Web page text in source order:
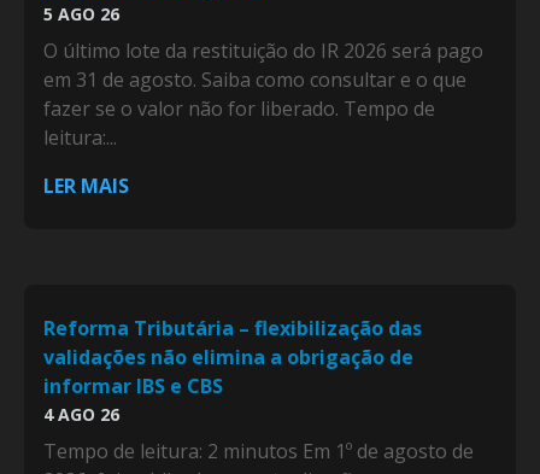
5 AGO 26
O último lote da restituição do IR 2026 será pago
em 31 de agosto. Saiba como consultar e o que
fazer se o valor não for liberado. Tempo de
leitura:...
LER MAIS
Reforma Tributária – flexibilização das
validações não elimina a obrigação de
informar IBS e CBS
4 AGO 26
Tempo de leitura: 2 minutos Em 1º de agosto de